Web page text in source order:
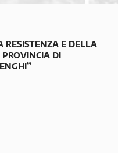
RESISTENZA E DELLA
PROVINCIA DI